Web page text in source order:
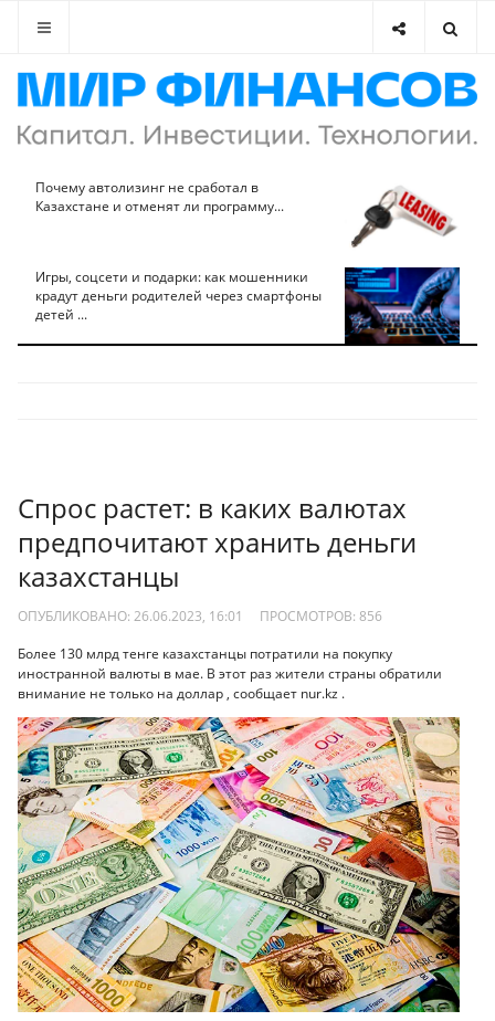
Почему автолизинг не сработал в
Казахстане и отменят ли программу...
Игры, соцсети и подарки: как мошенники
крадут деньги родителей через смартфоны
детей ...
Спрос растет: в каких валютах
предпочитают хранить деньги
казахстанцы
ОПУБЛИКОВАНО: 26.06.2023, 16:01 ПРОСМОТРОВ: 856
Более 130 млрд тенге казахстанцы потратили на покупку
иностранной валюты в мае. В этот раз жители страны обратили
внимание не только на доллар , сообщает nur.kz .